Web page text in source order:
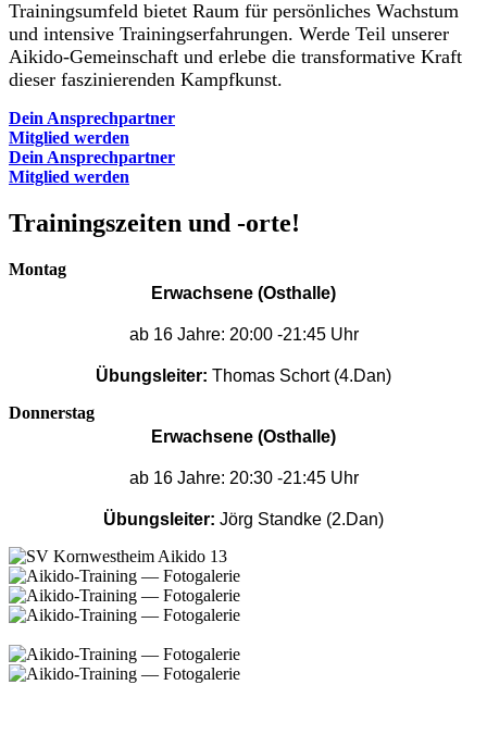
Trainingsumfeld bietet Raum für persönliches Wachstum
und intensive Trainingserfahrungen. Werde Teil unserer
Aikido-Gemeinschaft und erlebe die transformative Kraft
dieser faszinierenden Kampfkunst.
Dein Ansprechpartner
Mitglied werden
Dein Ansprechpartner
Mitglied werden
Trainingszeiten und -orte!
Montag
Erwachsene (Osthalle)
ab 16 Jahre: 20:00 -21:45 Uhr
Übungsleiter: Thomas Schort (4.Dan)
Donnerstag
Erwachsene (Osthalle)
ab 16 Jahre: 20:30 -21:45 Uhr
Übungsleiter: Jörg Standke (2.Dan)